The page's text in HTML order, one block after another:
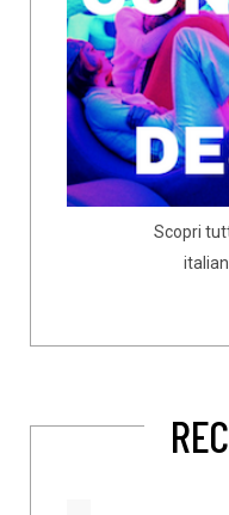
Scopri